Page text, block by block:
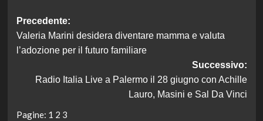
Navigazione
articolo
Precedente:
Valeria Marini desidera diventare mamma e valuta
l’adozione per il futuro familiare
Successivo:
Radio Italia Live a Palermo il 28 giugno con Achille
Lauro, Masini e Sal Da Vinci
Pagine: 1 2 3